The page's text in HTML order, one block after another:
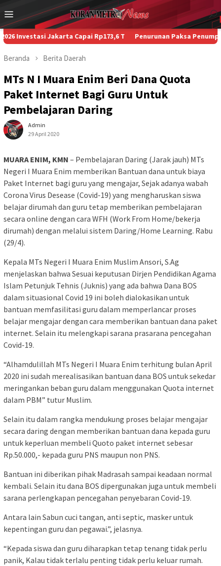
ke
konten
Menu
Mobile
Jakarta Capai Rp173,6 T Penurunan Paksa Penumpang,
Beranda Berita Daerah
MTs N I Muara Enim Beri Dana Quota
Paket Internet Bagi Guru Untuk
Pembelajaran Daring
Admin
29 April 2020
MUARA ENIM, KMN – Pembelajaran Daring (Jarak jauh) MTs
Negeri I Muara Enim memberikan Bantuan dana untuk biaya
Paket Internet bagi guru yang mengajar, Sejak adanya wabah
Corona Virus Desease (Covid-19) yang mengharuskan siswa
belajar dirumah dan guru tetap memberikan pembelajaran
secara online dengan cara WFH (Work From Home/bekerja
dirumah) dengan melalui sistem Daring/Home Learning. Rabu
(29/4).
Kepala MTs Negeri I Muara Enim Muslim Ansori, S.Ag
menjelaskan bahwa Sesuai keputusan Dirjen Pendidikan Agama
Islam Petunjuk Tehnis (Juknis) yang ada bahwa Dana BOS
dalam situasional Covid 19 ini boleh dialokasikan untuk
bantuan memfasilitasi guru dalam memperlancar proses
belajar mengajar dengan cara memberikan bantuan dana paket
internet. Selain itu melengkapi sarana prasarana pencegahan
Covid-19.
“Alhamdulillah MTs Negeri I Muara Enim terhitung bulan April
2020 ini sudah merealisasikan bantuan dana BOS untuk sekedar
meringankan beban guru dalam menggunakan Quota internet
dalam PBM” tutur Muslim.
Selain itu dalam rangka mendukung proses belajar mengajar
secara daring dengan memberikan bantuan dana kepada guru
untuk keperluan membeli Quoto paket internet sebesar
Rp.50.000,- kepada guru PNS maupun non PNS.
Bantuan ini diberikan pihak Madrasah sampai keadaan normal
kembali. Selain itu dana BOS dipergunakan juga untuk membeli
sarana perlengkapan pencegahan penyebaran Covid-19.
Antara lain Sabun cuci tangan, anti septic, masker untuk
kepentingan guru dan pegawai.”, jelasnya.
“Kepada siswa dan guru diharapkan tetap tenang tidak perlu
panik, Kalau tidak terlalu penting tidak perlu keluar rumah.